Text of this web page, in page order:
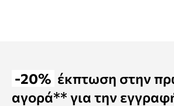
-20% έκπτωση στην
αγορά** για την